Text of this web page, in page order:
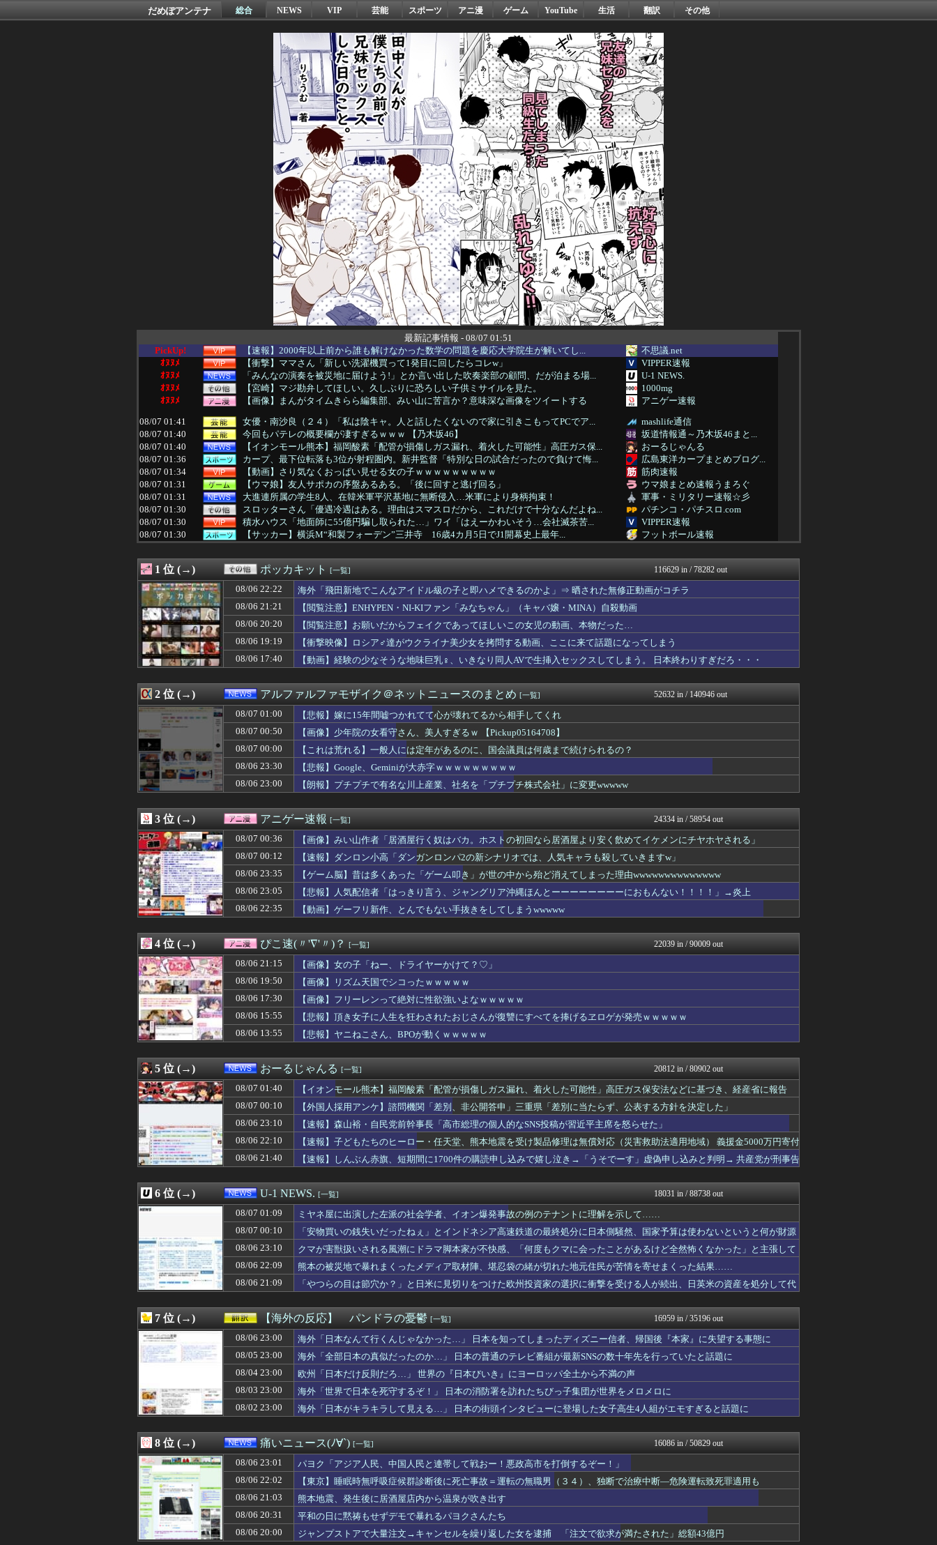
だめぽアンテナ 総合 NEWS VIP 芸能 スポーツ アニ漫 ゲーム YouTube 生活 翻訳 その他
最新記事情報 - 08/07 01:51
PickUp!
【速報】2000年以上前から誰も解けなかった数学の問題を慶応大学院生が解いてし...
不思議.net
ｵﾇﾇﾒ
【衝撃】ママさん「新しい洗濯機買って1発目に回したらコレw」
VIPPER速報
ｵﾇﾇﾒ
「みんなの演奏を被災地に届けよう!」とか言い出した吹奏楽部の顧問、だが泊まる場...
U-1 NEWS.
ｵﾇﾇﾒ
【宮崎】マジ勘弁してほしい。久しぶりに恐ろしい子供ミサイルを見た。
1000mg
ｵﾇﾇﾒ
【画像】まんがタイムきらら編集部、みい山に苦言か？意味深な画像をツイートする
アニゲー速報
08/07 01:41
女優・南沙良（２４）「私は陰キャ。人と話したくないので家に引きこもってPCでア...
mashlife通信
08/07 01:40
今回もパテレの概要欄が凄すぎるｗｗｗ 【乃木坂46】
坂道情報通～乃木坂46まと...
08/07 01:40
【イオンモール熊本】福岡酸素「配管が損傷しガス漏れ、着火した可能性」高圧ガス保...
おーるじゃんる
08/07 01:36
カープ、最下位転落も3位が射程圏内。新井監督「特別な日の試合だったので負けて悔...
広島東洋カープまとめブログ...
08/07 01:34
【動画】さり気なくおっぱい見せる女の子ｗｗｗｗｗｗｗｗｗ
筋肉速報
08/07 01:31
【ウマ娘】友人サポカの序盤あるある。「後に回すと逃げ回る」
ウマ娘まとめ速報うまろぐ
08/07 01:31
大進連所属の学生8人、在韓米軍平沢基地に無断侵入…米軍により身柄拘束！
軍事・ミリタリー速報☆彡
08/07 01:30
スロッターさん「優遇冷遇はある。理由はスマスロだから、これだけで十分なんだよね...
パチンコ・パチスロ.com
08/07 01:30
積水ハウス「地面師に55億円騙し取られた…」ワイ「はえーかわいそう…会社滅茶苦...
VIPPER速報
08/07 01:30
【サッカー】横浜M“和製フォーデン”三井寺 16歳4カ月5日でJ1開幕史上最年...
フットボール速報
08/07 01:17
常務「結婚はまだか？」私「この待遇でどうやって結婚するんです？」→飲み会で本音...
素敵な鬼女様
08/07 01:15
父と散歩していたらDQNに絡まれてカツアゲされた。でも父のまさかの行動で立場が...
鬼女の宅配便 - 修羅場・...
08/07 01:15
女子っていい匂いするはずなのに、初めてデリ呼んで嬢を嗅いだらwww
まとめCUP
08/07 01:12
近所のコープにいる爺さん、隙あらば他人のカゴに商品を入れようとする
ゴールデンタイムズ
08/07 01:12
【悲報】防犯カメラにバッチリ映った55歳露出魔「身に覚えがありません」と容疑を...
08/07 01:10
【画像】爆乳素人JKさん、限界突破ｗｗｗwｗｗｗｗｗｗｗｗ❤
08/07 01:09
【必見】四季凪アキラ：思い出の品を綺麗にしていく。
トレンドの通り道
08/07 01:09
戌亥とことかいうVtuber
トレンドの通り道
08/07 01:09
ミヤネ屋に出演した左派の社会学者、イオン爆発事故の例のテナントに理解を示して…...
U-1 NEWS.
08/07 01:05
【画像】こんなだらしない体型の女子が好きなやついる？
女子アナお宝画像速報－5c...
08/07 01:05
【画像】私のパンツギリギリ見えない写真載せるわ⇒ｗｗｗｗｗｗｗｗ
不思議.net - 5ch...
08/07 01:05
桜木花道がモテないわけないだろwwwwww
08/07 01:03
【朗報】ワンピースより面白い漫画、ガチでこの世に存在しないかもしれないｗｗｗ
アニはつ -アニメ発信場-
08/07 01:02
【THE 軍国主義】中露軍艦4隻が“日本一周” 防衛省が全航路を公開
08/07 01:00
超人気Vチューバーのはちみつパン一部店舗だけなのか…絶望した
08/07 01:00
【悲報】嫁に15年間嘘つかれてて心が壊れてるから相手してくれ
アルファルファモザイク＠ネ...
08/07 01:00
【競馬】アスコットにいる武豊騎手とルメール騎手 紹介文おかしくね？
ウマ娘うまぴょい速報
08/07 01:00
【遊戯王OCG情報】UTILITY SELECTION収録『聖なる心のバリア ...
08/07 01:00
中日ドラゴンズ、Aクラスまで3ゲーム差wwwwwwwww
日刊やきう速報
08/07 01:00
ヤニネコ・みぃちゃん・のあ先輩・もちづきさん「結婚してください！」←どうする？
ゆるゲーマー遅報
08/07 01:00
近畿大学准教授、苦言「みいちゃん呼びが揶揄する言葉として使われ、当事者から具体...
オレ的ゲーム速報＠刃
08/07 01:00
【たけしの挑戦状】アプリ版で配信開始 伝説のクソゲーだよ。
ほんわかMkⅡ
08/07 01:00
匿名だからいえるけど、代理出産ありだと思う。そういう仕事あるならやってみたい
かぞくちゃんねる
08/07 01:00
イオンモール熊本爆発事故 LPガス供給会社「当局の調査に全面的に協力」 経産省...
みそパンNEWS
08/07 01:00
いい歳して独身の男の人いるでしょ？
キニ速
08/07 01:00
【ポーランド】ポーランドの歴史の概要【ポーランドボール】
ポーランドボール 翻訳
08/07 01:00
【ラブライブ！】すみれちゃんのお尻を意味もなく叩いてそうなキャラ【Liella...
08/07 00:57
【有能】政府「トラックはサービスエリア利用有料化すればサボらず走るし流問題解決...
働くモノニュース : 人生...
08/07 00:55
【悲報】W杯後無所属の長友佑都が東京のJ1開幕戦に来場「みなさまへご挨拶させて...
【サッカー まとめ】サカラ...
08/07 00:55
エース級の財務官僚が異例転出へ 官邸幹部「協力的でなかったから」 [8/6]
08/07 00:50
【画像】少年院の女看守さん、美人すぎるｗ 【Pickup05164708】
アルファルファモザイク＠ネ...
08/07 00:50
【画像】片山さつき（67）ちゃんの防災服ｗｗｗｗｗｗｗｗｗｗｗｗｗｗｗｗｗｗｗ...
08/07 00:50
ネット販売…「品切れ前に買うと満足感」集英社オンラインショップで“43億円分”...
08/07 00:49
【NBA】もしあの選手の身長が10cm違っていたら
バスケまとめ・COM
08/07 00:48
【画像】卓球の張本美和さんの胸がブルンブルン揺れてしまう ※gifあり
アナ速‐女子アナ画像速報
08/07 00:48
【新台評価】「スロット ワールドダイスター」の初打ち感想 出玉報告【5ch口コ...
08/07 00:45
『パラノマサイト』っていうゲームを2作連続クリアした
げぇ速
08/07 00:45
【画像】新人女性声優、水着になる「これって需要ありますか？」
わんこーる速報！
08/07 00:45
DeNA、若松尚輝も登録抹消する方針…急きょ登板で、4回2/3を投げた負担を考...
ベイスターズNEWS
08/07 00:45
【悲報】漫画『ナナとカオル』作者、大腸がんステージ4
ゲーム魔人
【速報】注文厨の女を逮捕
まとめたニュース
08/07 00:40
【画像】巨乳娘「巨乳のママとディナーに来たよ❤」ﾊﾟｼｬ
なんJミュージアム
08/07 00:39
【快挙】野球ゲーム、「パワプロ」が「ファミスタ」を倒して以来30年頂点に居座っ...
トレンドの通り道
08/07 00:38
【ｼｺ画像】女さん「この水着きると溢れそう、、、」→お◯ぱいがエ口すぎワロタｗ...
えっ!?またここのサイト?
08/07 00:36
【画像】みい山作者「居酒屋行く奴はバカ。ホストの初回なら居酒屋より安く飲めてイ...
アニゲー速報
08/07 00:35
【朗報】秋田にアラブが2兆円の投資決定ｗｗｗ
08/07 00:35
【衝撃】メイウェザー「恵まれない子へ募金？そいつらが俺に何かしてくれたのか・・...
不思議.net - 5ch...
08/07 00:35
音楽理論の知識無しや楽器の技術を修めていない人の音楽
ふぇー速
【動画】浴衣ギャル、おっぱいプルンプルンにはみ出させて踊るｗｗｗｗｗｗ
筋肉速報
08/07 00:33
【画像】佳子さまが履いてそうなパンティ、真剣に議論
いたしん！
08/07 00:32
涌井秀章(40) 2.88 3勝1敗 4QS K/BB10.00
やみ速@なんJ西武まとめ
08/07 00:31
韓国人「とある日本の飲食店で、韓国人店員が韓国人団体客と口論になった理由がこち...
コリアル
08/07 00:30
【画像】田舎特有の「謎の神社」wwwwwww
キニ速
08/07 00:30
【FEH】見切り予知の下地、彼が持ってますよ👍🏻
ルフレch. - ファイア...
08/07 00:30
◆悲報◆韓国紙、W杯GL敗退、プレミア日本10人韓国0人で錯乱！久保建英を酷評...
WorldFootball...
08/07 00:30
【原神】アズプロもただの美少女動物園じゃ原神超えなんて無理そうだな🤪
08/07 00:30
【サッカー】J2開幕戦、最多観客数更新の可能性「やばい！」 チケット6万超えが...
フットボール速報
08/07 00:30
【動画】手術中に熊本地震が発生した瞬間の防犯カメラが公開される
あぁ^～こころがぴょんぴょ...
08/07 00:29
ライザの公式AIゲーム、エッチすぎて始まる♥
漫画まとめ速報
【モンハンワイルズ】ワイルズ買っといてまだ自分を健常者だと思ってるのヤバすぎだ...
08/07 00:25
【愕然】大学生ワイ、人妻の中に出したらｗｗｗｗｗｗｗｗｗwwww
バズッター速報
08/07 00:25
【画像】「未経験チー牛」には解けない問題がこれｗｗｗｗ
わんこーる速報！
08/07 00:22
ヒロイン攻略後に始まる‘エクストラモード’
ニュー速VIPブログ(`･...
08/07 00:19
【動画】乃木坂野球部の若鷹軍団のダンスかわええ！！！【乃木坂46】
坂道情報通～乃木坂46まと...
08/07 00:19
【画像】Kカップお○ぱいを下から眺めるとｗｗｗ
08/07 00:18
【海外の反応】冨安健洋がクリスタル・パレス加入へ「アーセナルサポの好きなクラブ...
08/07 00:18
【衝撃】手術中に熊本地震が直撃した結果ｗｗｗｗｗ(※動画あり)
NEWSぽけまとめーる
08/07 00:15
DeNA・相川監督、ビド2軍再調整を明言「カウントをつくれない、ストライクを投...
ベイスターズNEWS
08/07 00:15
９０年代ってレトロというほど昔か…？
08/07 00:15
【画像】どえらい乳のJSが発見される
08/07 00:15
【画像】東大生の美人、垢抜け具合のビフォーアフター凄いな
まとめCUP
08/07 00:13
【悲報】株式投資は若年男性の自信喪失の原因 6割超が｢人生の敗者｣自認
理想ちゃんねる
1 位 (→) ポッカキット [一覧] 116629 in / 78282 out
08/06 22:22
海外「飛田新地でこんなアイドル級の子と即ハメできるのかよ」⇒ 晒された無修正動画がコチラ
08/06 21:21
【閲覧注意】ENHYPEN・NI-KIファン「みなちゃん」（キャバ嬢・MINA）自殺動画
08/06 20:20
【閲覧注意】お願いだからフェイクであってほしいこの女児の動画、本物だった…
08/06 19:19
【衝撃映像】ロシア♂達がウクライナ美少女を拷問する動画、ここに来て話題になってしまう
08/06 17:40
【動画】経験の少なそうな地味巨乳♀、いきなり同人AVで生挿入セックスしてしまう。 日本終わりすぎだろ・・・
2 位 (→) アルファルファモザイク＠ネットニュースのまとめ [一覧] 52632 in / 140946 out
08/07 01:00
【悲報】嫁に15年間嘘つかれてて心が壊れてるから相手してくれ
08/07 00:50
【画像】少年院の女看守さん、美人すぎるｗ 【Pickup05164708】
08/07 00:00
【これは荒れる】一般人には定年があるのに、国会議員は何歳まで続けられるの？
08/06 23:30
【悲報】Google、Geminiが大赤字ｗｗｗｗｗｗｗｗｗ
08/06 23:00
【朗報】プチプチで有名な川上産業、社名を「プチプチ株式会社」に変更wwwww
3 位 (→) アニゲー速報 [一覧] 24334 in / 58954 out
08/07 00:36
【画像】みい山作者「居酒屋行く奴はバカ。ホストの初回なら居酒屋より安く飲めてイケメンにチヤホヤされる」
08/07 00:12
【速報】ダンロン小高「ダンガンロンパ2の新シナリオでは、人気キャラも殺していきますw」
08/06 23:35
【ゲーム脳】昔は多くあった「ゲーム叩き」が世の中から殆ど消えてしまった理由wwwwwwwwwwwwww
08/06 23:05
【悲報】人気配信者「はっきり言う、ジャングリア沖縄ほんとーーーーーーーーにおもんない！！！！」→炎上
08/06 22:35
【動画】ゲーフリ新作、とんでもない手抜きをしてしまうwwwww
4 位 (→) ぴこ速(〃'∇'〃)？ [一覧] 22039 in / 90009 out
08/06 21:15
【画像】女の子「ねー、ドライヤーかけて？♡」
08/06 19:50
【画像】リズム天国でシコったｗｗｗｗｗ
08/06 17:30
【画像】フリーレンって絶対に性欲強いよなｗｗｗｗｗ
08/06 15:55
【悲報】頂き女子に人生を狂わされたおじさんが復讐にすべてを捧げるヱロゲが発売ｗｗｗｗｗ
08/06 13:55
【悲報】ヤニねこさん、BPOが動くｗｗｗｗｗ
5 位 (→) おーるじゃんる [一覧] 20812 in / 80902 out
08/07 01:40
【イオンモール熊本】福岡酸素「配管が損傷しガス漏れ、着火した可能性」高圧ガス保安法などに基づき、経産省に報告
08/07 00:10
【外国人採用アンケ】諮問機関「差別、非公開答申」三重県「差別に当たらず、公表する方針を決定した」
08/06 23:10
【速報】森山裕・自民党前幹事長「高市総理の個人的なSNS投稿が習近平主席を怒らせた」
08/06 22:10
【速報】子どもたちのヒーロー・任天堂、熊本地震を受け製品修理は無償対応（災害救助法適用地域） 義援金5000万円寄付
08/06 21:40
【速報】しんぶん赤旗、短期間に1700件の購読申し込みで嬉し泣き→「うそでーす」虚偽申し込みと判明→ 共産党が刑事告
6 位 (→) U-1 NEWS. [一覧] 18031 in / 88738 out
08/07 01:09
ミヤネ屋に出演した左派の社会学者、イオン爆発事故の例のテナントに理解を示して……
08/07 00:10
「安物買いの銭失いだったねぇ」とインドネシア高速鉄道の最終処分に日本側騒然、国家予算は使わないというと何が財源
なんだ？
08/06 23:10
クマが害獣扱いされる風潮にドラマ脚本家が不快感、「何度もクマに会ったことがあるけど全然怖くなかった」と主張して
おり……
08/06 22:09
熊本の被災地で暴れまくったメディア取材陣、堪忍袋の緒が切れた地元住民が苦情を寄せまくった結果……
08/06 21:09
「やつらの目は節穴か？」と日米に見切りをつけた欧州投資家の選択に衝撃を受ける人が続出、日英米の資産を処分して代
7 位 (→) 【海外の反応】 パンドラの憂鬱 [一覧] 16959 in / 35196 out
08/06 23:00
海外「日本なんて行くんじゃなかった…」 日本を知ってしまったディズニー信者、帰国後『本家』に失望する事態に
08/05 23:00
海外「全部日本の真似だったのか…」 日本の普通のテレビ番組が最新SNSの数十年先を行っていたと話題に
08/04 23:00
欧州「日本だけ反則だろ…」 世界の『日本びいき』にヨーロッパ全土から不満の声
08/03 23:00
海外「世界で日本を死守するぞ！」 日本の消防署を訪れたちびっ子集団が世界をメロメロに
08/02 23:00
海外「日本がキラキラして見える…」 日本の街頭インタビューに登場した女子高生4人組がエモすぎると話題に
8 位 (→) 痛いニュース(ﾉ∀`) [一覧] 16086 in / 50829 out
08/06 23:01
パヨク「アジア人民、中国人民と連帯して戦おー！悪政高市を打倒するぞー！」
08/06 22:02
【東京】睡眠時無呼吸症候群診断後に死亡事故＝運転の無職男（３４）、独断で治療中断―危険運転致死罪適用も
08/06 21:03
熊本地震、発生後に居酒屋店内から温泉が吹き出す
08/06 20:31
平和の日に黙祷もせずデモで暴れるパヨクさんたち
08/06 20:00
ジャンプストアで大量注文→キャンセルを繰り返した女を逮捕 「注文で欲求が満たされた」総額43億円